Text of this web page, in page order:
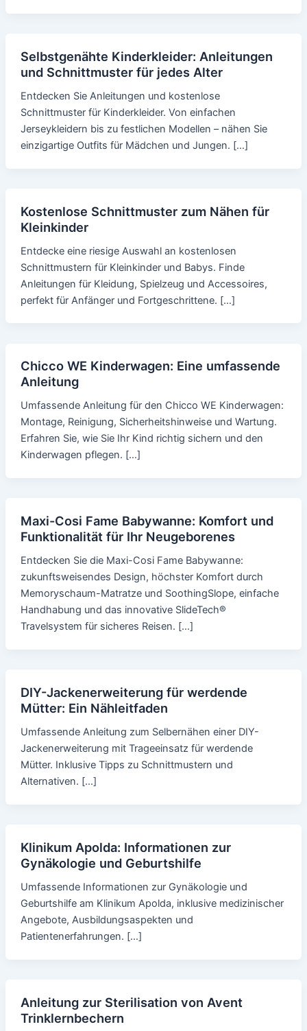
Selbstgenähte Kinderkleider: Anleitungen
und Schnittmuster für jedes Alter
Entdecken Sie Anleitungen und kostenlose
Schnittmuster für Kinderkleider. Von einfachen
Jerseykleidern bis zu festlichen Modellen – nähen Sie
einzigartige Outfits für Mädchen und Jungen. […]
Kostenlose Schnittmuster zum Nähen für
Kleinkinder
Entdecke eine riesige Auswahl an kostenlosen
Schnittmustern für Kleinkinder und Babys. Finde
Anleitungen für Kleidung, Spielzeug und Accessoires,
perfekt für Anfänger und Fortgeschrittene. […]
Chicco WE Kinderwagen: Eine umfassende
Anleitung
Umfassende Anleitung für den Chicco WE Kinderwagen:
Montage, Reinigung, Sicherheitshinweise und Wartung.
Erfahren Sie, wie Sie Ihr Kind richtig sichern und den
Kinderwagen pflegen. […]
Maxi-Cosi Fame Babywanne: Komfort und
Funktionalität für Ihr Neugeborenes
Entdecken Sie die Maxi-Cosi Fame Babywanne:
zukunftsweisendes Design, höchster Komfort durch
Memoryschaum-Matratze und SoothingSlope, einfache
Handhabung und das innovative SlideTech®
Travelsystem für sicheres Reisen. […]
DIY-Jackenerweiterung für werdende
Mütter: Ein Nähleitfaden
Umfassende Anleitung zum Selbernähen einer DIY-
Jackenerweiterung mit Trageeinsatz für werdende
Mütter. Inklusive Tipps zu Schnittmustern und
Alternativen. […]
Klinikum Apolda: Informationen zur
Gynäkologie und Geburtshilfe
Umfassende Informationen zur Gynäkologie und
Geburtshilfe am Klinikum Apolda, inklusive medizinischer
Angebote, Ausbildungsaspekten und
Patientenerfahrungen. […]
Anleitung zur Sterilisation von Avent
Trinklernbechern